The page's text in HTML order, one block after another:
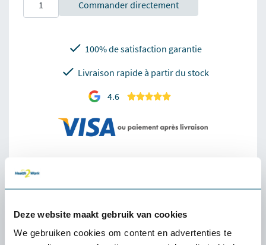
Deze website maakt gebruik van cookies
We gebruiken cookies om content en advertenties te
Commander directement
100% de satisfaction garantie
Livraison rapide à partir du stock
4.6
Description Ergorest Medium Noir
réduit considérablement la pression sur les épaules et les